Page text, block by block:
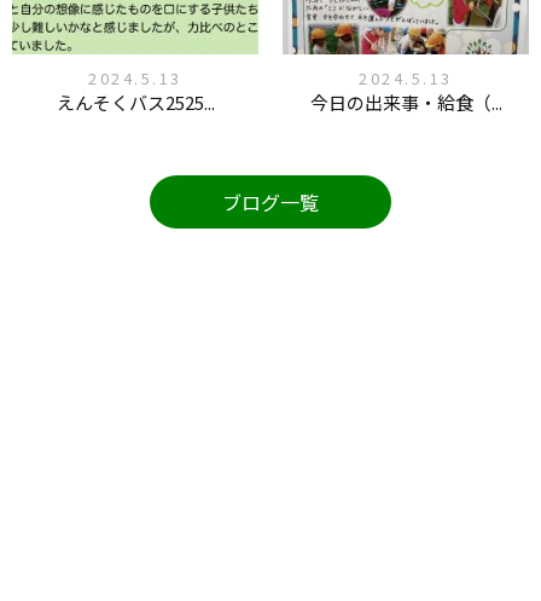
2024.5.13
えんそくバス2525...
2024.5.13
今日の出来事・給食（...
ブログ一覧